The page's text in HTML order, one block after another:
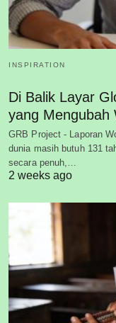
INSPIRATION
Di Balik Layar
yang Mengubah
GRB Project - Laporan
dunia masih butuh 131
secara penuh,…
2 weeks ago